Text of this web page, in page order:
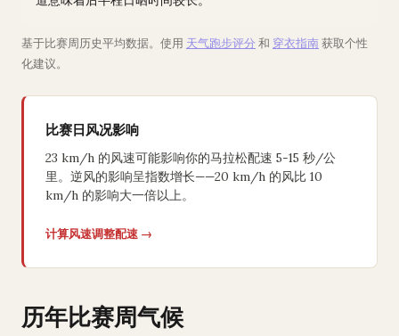
基于比赛周历史平均数据。使用 天气跑步评分 和 穿衣指南获取个性
化建议。
比赛日风况影响
23 km/h 的风速可能影响你的马拉松配速 5-15 秒/公
里。逆风的影响呈指数增长——20 km/h 的风比 10
km/h 的影响大一倍以上。
计算风速调整配速 →
历年比赛周气候